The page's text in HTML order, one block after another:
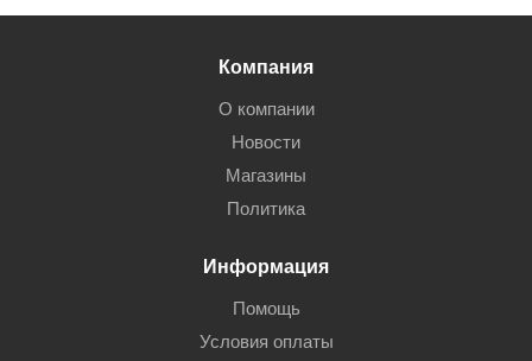
Компания
О компании
Новости
Магазины
Политика
Информация
Помощь
Условия оплаты